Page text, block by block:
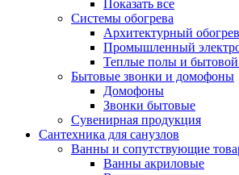
Показать все
Системы обогрева
Архитектурный обогрев
Промышленный
Теплые полы и бытовой
Бытовые звонки и домофоны
Домофоны
Звонки бытовые
Сувенирная продукция
Сантехника для санузлов
Ванны и сопутствующие
Ванны акриловые